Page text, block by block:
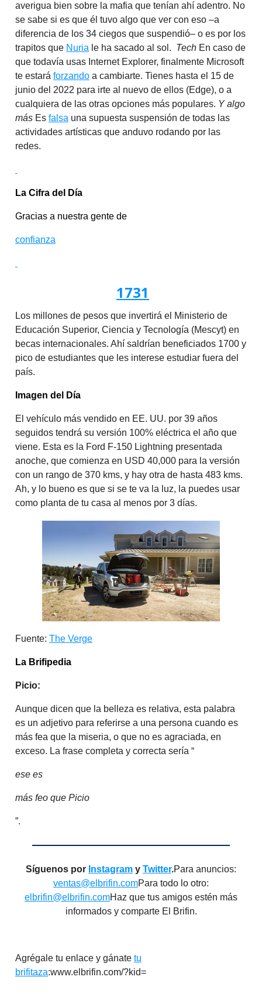
averigua bien sobre la mafia que tenían ahí adentro. No
se sabe si es que él tuvo algo que ver con eso –a
diferencia de los 34 ciegos que suspendió– o es por los
trapitos que Nuria le ha sacado al sol. Tech En caso de
que todavía usas Internet Explorer, finalmente Microsoft
te estará forzando a cambiarte. Tienes hasta el 15 de
junio del 2022 para irte al nuevo de ellos (Edge), o a
cualquiera de las otras opciones más populares. Y algo
más Es falsa una supuesta suspensión de todas las
actividades artísticas que anduvo rodando por las
redes.
La Cifra del Día
Gracias a nuestra gente de
confianza
1731
Los millones de pesos que invertirá el Ministerio de
Educación Superior, Ciencia y Tecnología (Mescyt) en
becas internacionales. Ahí saldrían beneficiados 1700 y
pico de estudiantes que les interese estudiar fuera del
país.
Imagen del Día
El vehículo más vendido en EE. UU. por 39 años
seguidos tendrá su versión 100% eléctrica el año que
viene. Esta es la Ford F-150 Lightning presentada
anoche, que comienza en USD 40,000 para la versión
con un rango de 370 kms, y hay otra de hasta 483 kms.
Ah, y lo bueno es que si se te va la luz, la puedes usar
como planta de tu casa al menos por 3 días.
Fuente: The Verge
La Brifipedia
Picio:
Aunque dicen que la belleza es relativa, esta palabra
es un adjetivo para referirse a una persona cuando es
más fea que la miseria, o que no es agraciada, en
exceso. La frase completa y correcta sería “
ese es
más feo que Picio
”.
Síguenos por Instagram y Twitter.Para anuncios:
ventas@elbrifin.comPara todo lo otro:
elbrifin@elbrifin.comHaz que tus amigos estén más
informados y comparte El Brifin.
Agrégale tu enlace y gánate tu
brifitaza:www.elbrifin.com/?kid=